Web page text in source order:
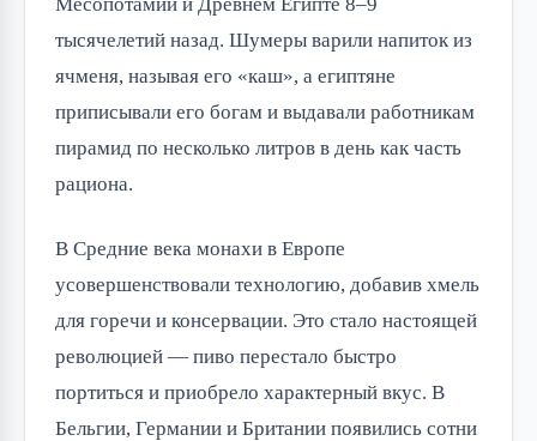
тысячелетий назад. Шумеры варили напиток из
ячменя, называя его «каш», а египтяне
приписывали его богам и выдавали работникам
пирамид по несколько литров в день как часть
рациона.
В Средние века монахи в Европе
усовершенствовали технологию, добавив хмель
для горечи и консервации. Это стало настоящей
революцией — пиво перестало быстро
портиться и приобрело характерный вкус. В
Бельгии, Германии и Британии появились сотни